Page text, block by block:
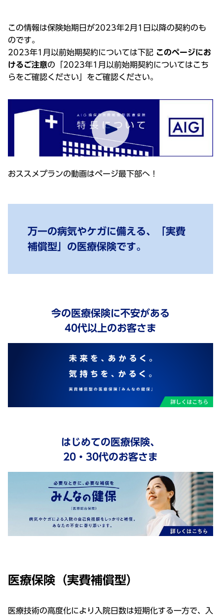
この情報は保険始期日が2023年2月1日以降の契約のも
のです。
2023年1月以前始期契約については下記 このページにお
けるご注意の「2023年1月以前始期契約についてはこち
らをご確認ください」をご確認ください。
おススメプランの動画はページ最下部へ！
万一の病気やケガに備える、「実費
補償型」の医療保険です。
今の医療保険に不安がある
40代以上のお客さま
はじめての医療保険、
20・30代のお客さま
医療保険（実費補償型）
医療技術の高度化により入院日数は短期化する一方で、入